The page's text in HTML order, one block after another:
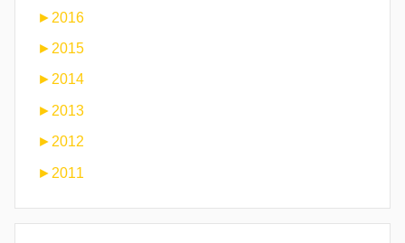
► 2016
► 2015
►2014
► 2013
► 2012
► 2011